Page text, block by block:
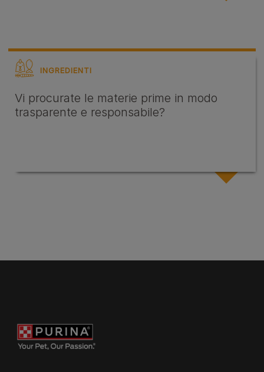
INGREDIENTI
Vi procurate le materie prime in modo
trasparente e responsabile?